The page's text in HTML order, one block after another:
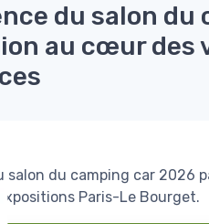
du salon du
au cœur des
salon du camping car 2026
Paris-Le Bourget.